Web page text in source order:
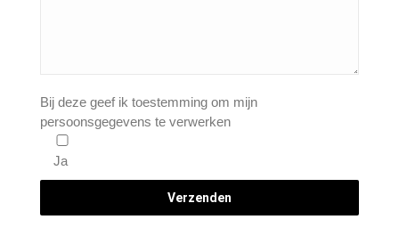
Bij deze geef ik toestemming om mijn
persoonsgegevens te verwerken
Ja